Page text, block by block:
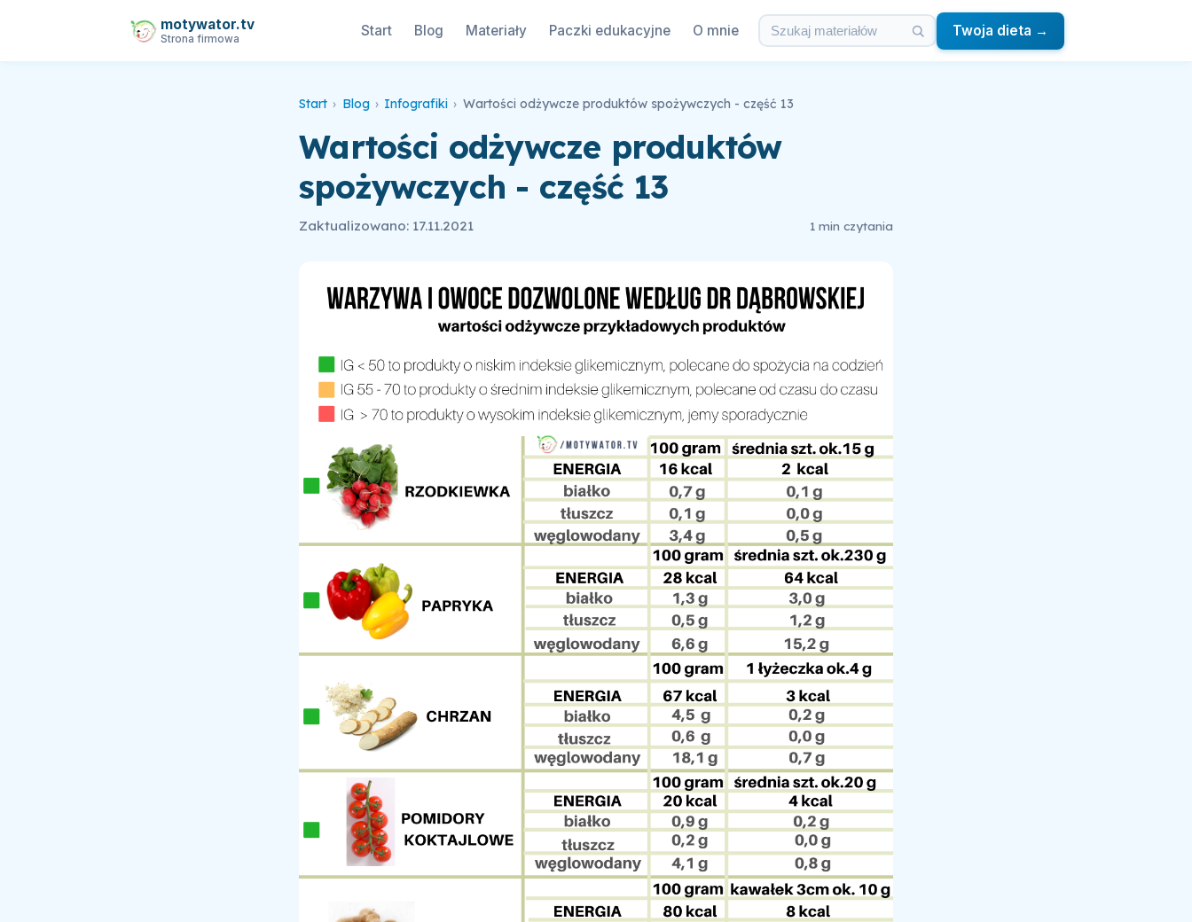
motywator.tv
Strona firmowa Start Blog Materiały Paczki edukacyjne O mnie Twoja dieta →
Start › Blog › Infografiki › Wartości odżywcze produktów spożywczych - część 13
Wartości odżywcze produktów
spożywczych - część 13
Zaktualizowano: 17.11.2021 1 min czytania